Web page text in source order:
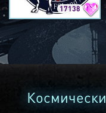
17138